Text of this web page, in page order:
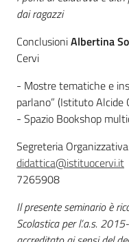
dai ragazzi
ConclusioniAlbertina
Cervi
- Mostre tematiche e
parlano” (Istituto Alcide
- Spazio Bookshop
Segreteria
didattica@istituocervi.it
7265908
Il presente seminario è
Scolastica per l’.a.s.